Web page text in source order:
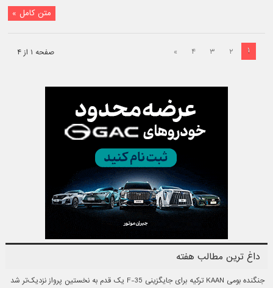
متن کامل »
صفحه ۱ از ۴ ۱ ۲ ۳ ۴ »
داغ ترین مطالب هفته
جنگنده بومی KAAN ترکیه برای جایگزینی F-35 یک قدم به نخستین پرواز نزدیک‌تر شد